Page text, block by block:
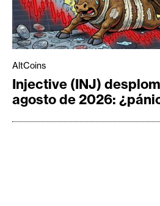
AltCoins
Injective (INJ)
agosto de 2026: